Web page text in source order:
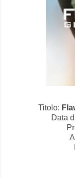
Titolo:
Data